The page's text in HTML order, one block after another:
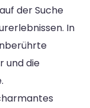
der Suche
In
und die